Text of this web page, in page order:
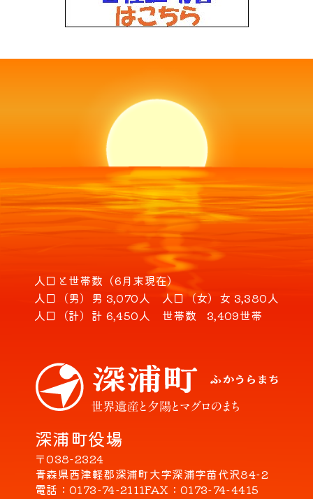
深浦町役場
〒038-2324
青森県西津軽郡深浦町大字深浦字苗代沢84-2
電話
0173-74-2111FAX 0173-74-4415
人口と世帯数（6月末現在）
人口（男） 男 3,070人 人口（女） 女 3,380人
人口（計） 計 6,450人 世帯数 3,409世帯